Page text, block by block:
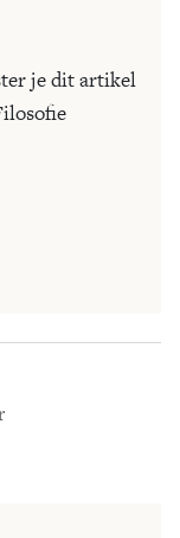
je dit artikel